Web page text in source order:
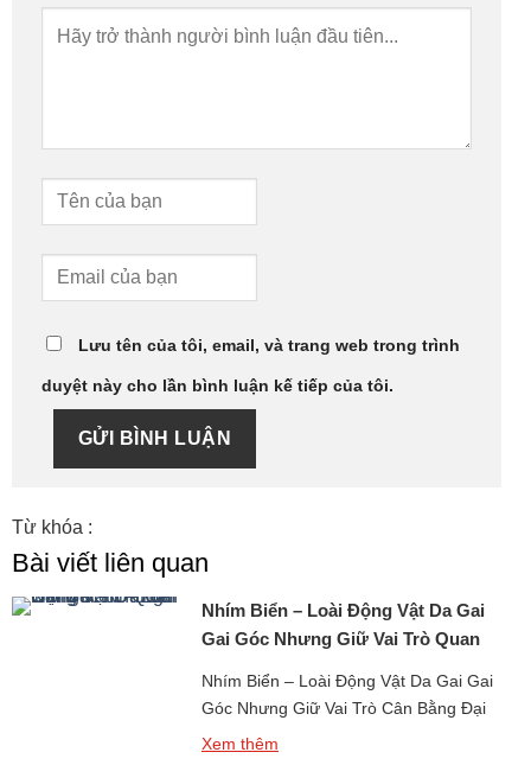
Lưu tên của tôi, email, và trang web trong trình
duyệt này cho lần bình luận kế tiếp của tôi.
GỬI BÌNH LUẬN
Từ khóa :
Bài viết liên quan
Nhím Biển – Loài Động Vật Da Gai
Gai Góc Nhưng Giữ Vai Trò Quan
Nhím Biển – Loài Động Vật Da Gai Gai
Góc Nhưng Giữ Vai Trò Cân Bằng Đại
Dương là một sinh vật biển quen thuộc
Xem thêm